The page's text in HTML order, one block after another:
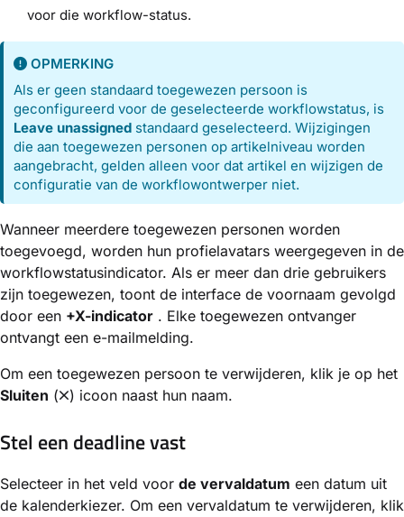
voor die workflow-status.
OPMERKING
Als er geen standaard toegewezen persoon is
geconfigureerd voor de geselecteerde workflowstatus, is
Leave unassigned standaard geselecteerd. Wijzigingen
die aan toegewezen personen op artikelniveau worden
aangebracht, gelden alleen voor dat artikel en wijzigen de
configuratie van de workflowontwerper niet.
Wanneer meerdere toegewezen personen worden
toegevoegd, worden hun profielavatars weergegeven in de
workflowstatusindicator. Als er meer dan drie gebruikers
zijn toegewezen, toont de interface de voornaam gevolgd
door een +X-indicator . Elke toegewezen ontvanger
ontvangt een e-mailmelding.
Om een toegewezen persoon te verwijderen, klik je op het
Sluiten ( ) icoon naast hun naam.
Stel een deadline vast
Selecteer in het veld voor de vervaldatum een datum uit
de kalenderkiezer. Om een vervaldatum te verwijderen, klik